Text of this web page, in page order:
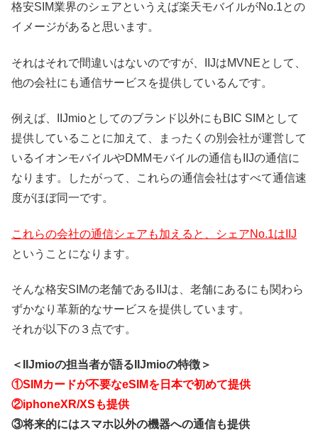
格安SIM業界のシェアというえば楽天モバイルがNo.1との
イメージがあると思います。
それはそれで間違いはないのですが、IIJはMVNEとして、
他の会社にも通信サービスを提供しているんです。
例えば、IIJmioとしてのブランド以外にもBIC SIMとして
提供していることに加えて、まったくの別会社が運営して
いるイオンモバイルやDMMモバイルの通信もIIJの通信に
なります。したがって、これらの通信会社はすべて通信速
度がほぼ同一です。
これらの会社の通信シェアも加えると、シェアNo.1はIIJ
ということになります。
そんな格安SIMの老舗であるIIJは、老舗にあるにも関わら
ずかなり革新的なサービスを提供しています。
それが以下の３点です。
＜IIJmioの担当者が語るIIJmioの特徴＞
①SIMカードが不要なeSIMを日本で初めて提供
②iphoneXR/XSも提供
③将来的にはスマホ以外の機器への通信も提供